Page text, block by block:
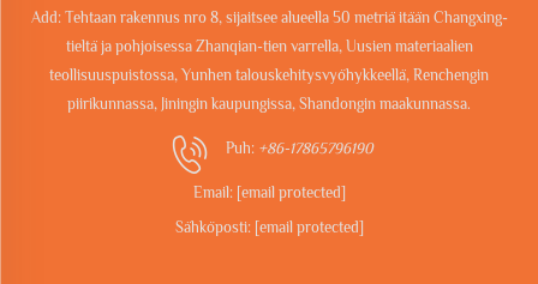
Add: Tehtaan rakennus nro 8, sijaitsee alueella 50 metriä itään Changxing-
tieltä ja pohjoisessa Zhanqian-tien varrella, Uusien materiaalien
teollisuuspuistossa, Yunhen talouskehitysvyöhykkeellä, Renchengin
piirikunnassa, Jiningin kaupungissa, Shandongin maakunnassa.
Puh: +86-17865796190
Email: [email protected]
Sähköposti: [email protected]